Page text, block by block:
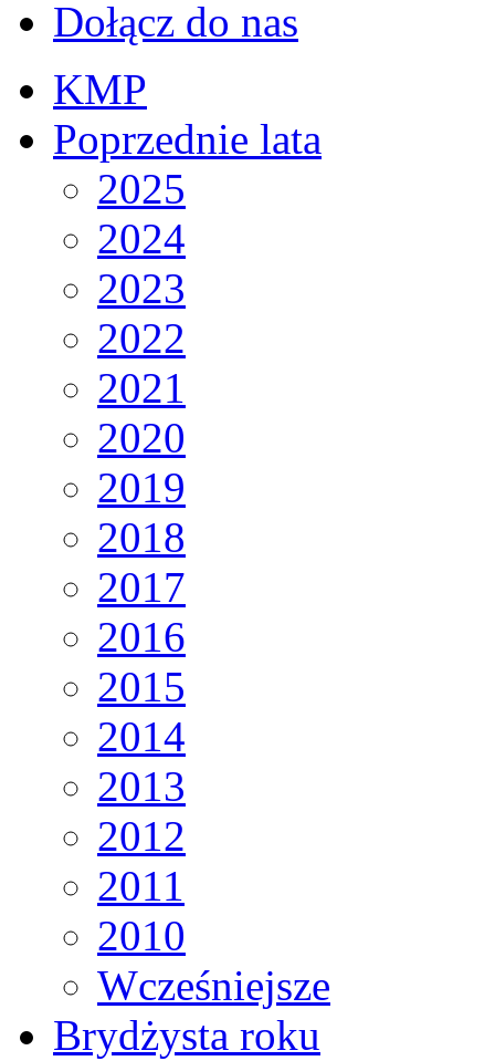
Dołącz do nas
KMP
Poprzednie lata
2025
2024
2023
2022
2021
2020
2019
2018
2017
2016
2015
2014
2013
2012
2011
2010
Wcześniejsze
Brydżysta roku